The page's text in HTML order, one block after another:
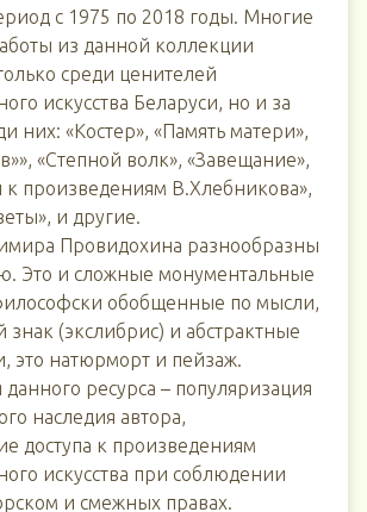
с 1975 по 2018 годы. Многие
из данной коллекции
среди ценителей
искусства Беларуси, но и за
них: «Костер», «Память матери»,
«Степной волк», «Завещание»,
к произведениям В.Хлебникова»,
и другие.
Провидохина разнообразны
Это и сложные монументальные
обобщенные по мысли,
(экслибрис) и абстрактные
это натюрморт и пейзаж.
данного ресурса – популяризация
наследия автора,
доступа к произведениям
искусства при соблюдении
и смежных правах.